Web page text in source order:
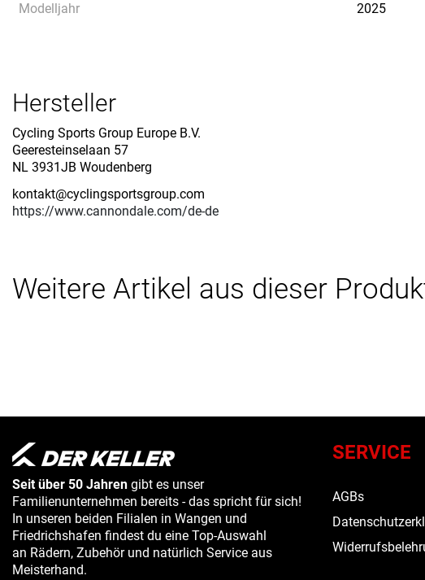
Modelljahr 2025
Hersteller
Cycling Sports Group Europe B.V.
Geeresteinselaan 57
NL 3931JB Woudenberg
kontakt@cyclingsportsgroup.com
https://www.cannondale.com/de-de
Weitere Artikel aus dieser
Seit über 50 Jahren gibt es unser
Familienunternehmen bereits - das spricht für sich!
In unseren beiden Filialen in Wangen und
Friedrichshafen findest du eine Top-Auswahl
an Rädern, Zubehör und natürlich Service aus
Meisterhand.
SERVICE
AGBs